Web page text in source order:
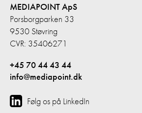
MEDIAPOINT ApS
Porsborgparken 33
9530 Støvring
CVR: 35406271
+45 70 44 43 44
info@mediapoint.dk
Følg os på LinkedIn